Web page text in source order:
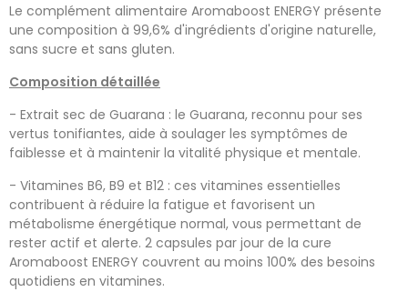
Le complément alimentaire Aromaboost ENERGY présente
une composition à 99,6% d'ingrédients d'origine naturelle,
sans sucre et sans gluten.
Composition détaillée
- Extrait sec de Guarana : le Guarana, reconnu pour ses
vertus tonifiantes, aide à soulager les symptômes de
faiblesse et à maintenir la vitalité physique et mentale.
- Vitamines B6, B9 et B12 : ces vitamines essentielles
contribuent à réduire la fatigue et favorisent un
métabolisme énergétique normal, vous permettant de
rester actif et alerte. 2 capsules par jour de la cure
Aromaboost ENERGY couvrent au moins 100% des besoins
quotidiens en vitamines.